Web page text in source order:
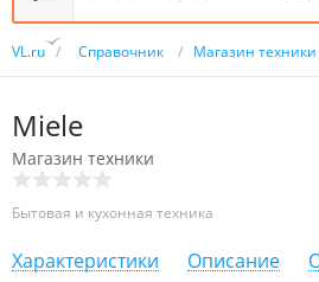
VL.ru / Справочник / Магазин техники
Miele
Магазин техники
Бытовая и кухонная техника
Характеристики Описание